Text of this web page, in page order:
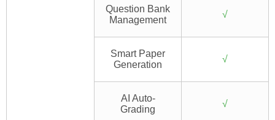
Question Bank
Management
√
Smart Paper
Generation
√
AI Auto-
Grading
√